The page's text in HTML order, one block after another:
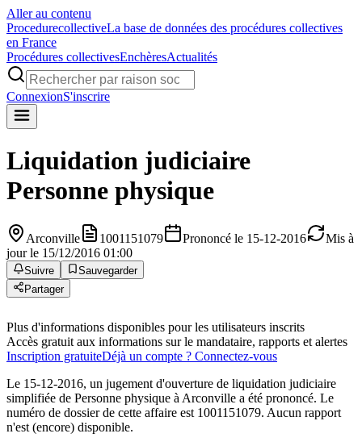
Aller au contenu
ProcedurecollectiveLa base de données des procédures collectives
en France
Procédures collectivesEnchèresActualités
ConnexionS'inscrire
Liquidation judiciaire
Personne physique
Arconville 1001151079 Prononcé le 15-12-2016
Mis à
jour le 15/12/2016 01:00
Suivre
Sauvegarder
Partager
Plus d'informations disponibles pour les utilisateurs inscrits
Accès gratuit aux informations sur le mandataire, rapports et alertes
Inscription gratuiteDéjà un compte ? Connectez-vous
Le 15-12-2016, un jugement d'ouverture de liquidation judiciaire
simplifiée de Personne physique à Arconville a été prononcé. Le
numéro de dossier de cette affaire est 1001151079. Aucun rapport
n'est (encore) disponible.